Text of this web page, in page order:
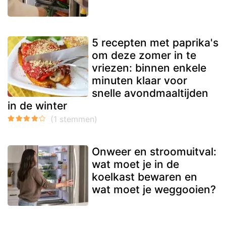
5 recepten met paprika's
om deze zomer in te
vriezen: binnen enkele
minuten klaar voor
snelle avondmaaltijden
in de winter
Onweer en stroomuitval:
wat moet je in de
koelkast bewaren en
wat moet je weggooien?